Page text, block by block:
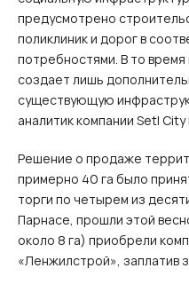
предусмотрено
поликлиник и дорог в
потребностями. В то время
создает лишь
существующую
аналитик компании Setl
Решение о продаже
примерно 40 га было
торги по четырем из
Парнасе, прошли этой
около 8 га) приобрели
«Ленжилстрой», заплатив